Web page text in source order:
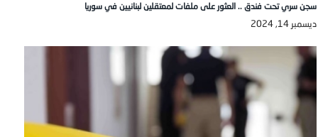
سجن سري تحت فندق .. العثور على ملفات لمعتقلين لبنانيين في سوريا
ديسمبر 14, 2024